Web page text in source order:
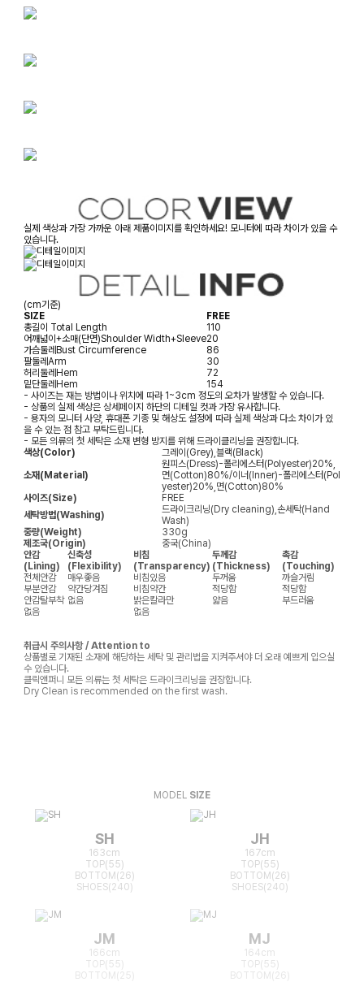
실제 색상과 가장 가까운 아래 제품이미지를 확인하세요! 모니터에 따라 차이가 있을 수
있습니다.
(cm기준)
SIZE
FREE
총길이 Total Length
110
어깨넓이+소매(단면)Shoulder Width+Sleeve20
가슴둘레Bust Circumference
86
팔둘레Arm
30
허리둘레Hem
72
밑단둘레Hem
154
- 사이즈는 재는 방법이나 위치에 따라 1~3cm 정도의 오차가 발생할 수 있습니다.
- 상품의 실제 색상은 상세페이지 하단의 디테일 컷과 가장 유사합니다.
- 용자의 모니터 사양, 휴대폰 기종 및 해상도 설정에 따라 실제 색상과 다소 차이가 있
을 수 있는 점 참고 부탁드립니다.
- 모든 의류의 첫 세탁은 소재 변형 방지를 위해 드라이클리닝을 권장합니다.
색상(Color)
그레이(Grey),블랙(Black)
소재(Material)
원피스(Dress)-폴리에스터(Polyester)20%,
면(Cotton)80%/이너(Inner)-폴리에스터(Pol
yester)20%,면(Cotton)80%
사이즈(Size)
FREE
세탁방법(Washing)
드라이크리닝(Dry cleaning),손세탁(Hand
Wash)
중량(Weight)
330g
제조국(Origin)
중국(China)
안감
(Lining)
신축성
(Flexibility)
비침
(Transparency)
두께감
(Thickness)
촉감
(Touching)
전체안감
매우좋음 비침있음 두꺼움
까슬거림
부분안감
약간당겨짐 비침약간 적당함
적당함
안감탈부착 없음 밝은칼라만 얇음
부드러움
없음
없음
취급시 주의사항 / Attention to
상품별로 기재된 소재에 해당하는 세탁 및 관리법을 지켜주셔야 더 오래 예쁘게 입으실
수 있습니다.
클릭앤퍼니 모든 의류는 첫 세탁은 드라이크리닝을 권장합니다.
Dry Clean is recommended on the first wash.
MODEL SIZE
SH
163cm
TOP(55)
BOTTOM(26)
SHOES(240)
JH
167cm
TOP(55)
BOTTOM(26)
SHOES(240)
JM
166cm
TOP(55)
BOTTOM(25)
MJ
164cm
TOP(55)
BOTTOM(26)